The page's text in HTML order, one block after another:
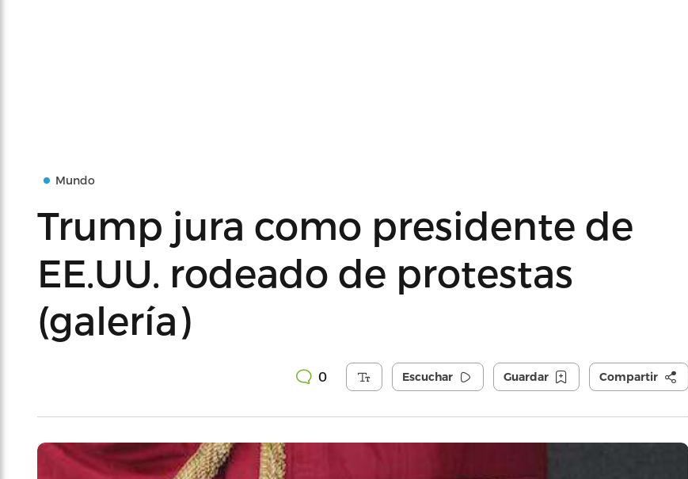
Mundo
Trump jura como presidente de
EE.UU. rodeado de protestas
(galería)
0 Escuchar Guardar Compartir